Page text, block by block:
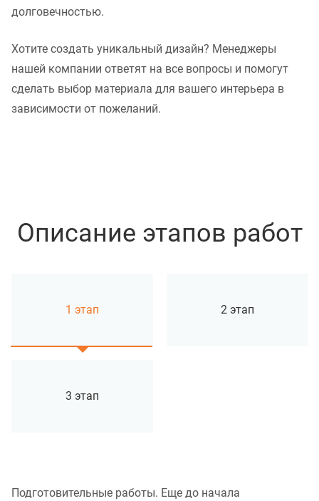
долговечностью.
Хотите создать уникальный дизайн? Менеджеры
нашей компании ответят на все вопросы и помогут
сделать выбор материала для вашего интерьера в
зависимости от пожеланий.
Описание этапов работ
1 этап 2 этап
3 этап
Подготовительные работы. Еще до начала